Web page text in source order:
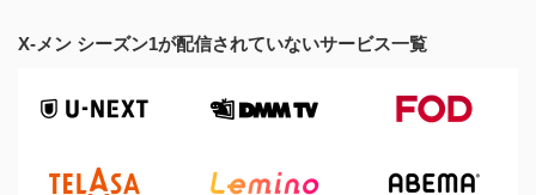
X-メン シーズン1が配信されていないサービス一覧